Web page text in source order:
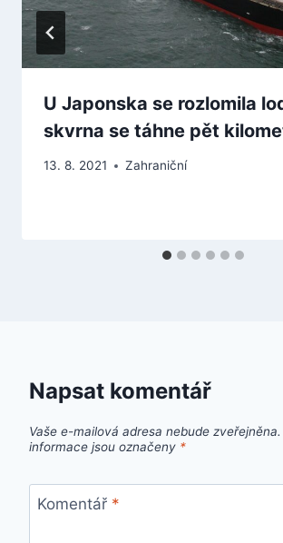
U Japonska se rozlomila
skvrna se táhne pět
13. 8. 2021 Zahraniční
Napsat komentář
Vaše e-mailová adresa nebude zveřejněna.
informace jsou označeny *
Komentář *